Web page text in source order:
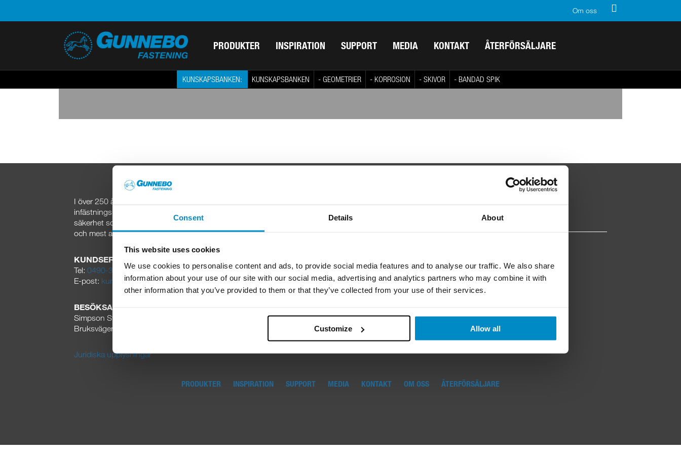
Consent Details About
This website uses cookies
We use cookies to personalise content and ads, to provide social media features and to analyse our traffic. We also share
information about your use of our site with our social media, advertising and analytics partners who may combine it with
other information that you’ve provided to them or that they’ve collected from your use of their services.
Customize Allow all
Om oss
PRODUKTER INSPIRATION SUPPORT MEDIA KONTAKT ÅTERFÖRSÄLJARE
KUNSKAPSBANKEN: KUNSKAPSBANKEN - GEOMETRIER - KORROSION - SKIVOR - BANDAD SPIK
I över 250 år har Gunnebo Fastening utvecklat och tillverkat
infästningslösningar för den professionella användaren. Med kvalitet och
säkerhet som ledstjärnor i vår utveckling har ett av Sveriges starkaste
och mest aktade varumärken skapats.
KUNDSERVICE
Tel: 0490-300 00
E-post: kundservice@strongtie.se
BESÖKSADRESS
Simpson Strong-Tie AB
Bruksvägen 2, 593 75 Gunnebo
Juridiska upplysningar
Vi är anslutna till Våra produkter finns i
PRODUKTER INSPIRATION SUPPORT MEDIA KONTAKT OM OSS ÅTERFÖRSÄLJARE